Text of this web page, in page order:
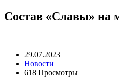
Состав «Славы» на
29.07.2023
Новости
618 Просмотры